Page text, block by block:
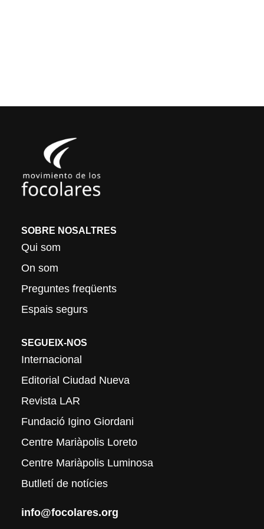
SOBRE NOSALTRES
Qui som
On som
Preguntes freqüents
Espais segurs
SEGUEIX-NOS
Internacional
Editorial Ciudad Nueva
Revista LAR
Fundació Igino Giordani
Centre Mariàpolis Loreto
Centre Mariàpolis Luminosa
Butlletí de notícies
info@focolares.org